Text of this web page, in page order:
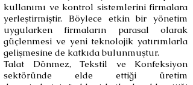
kullanımı ve kontrol sistemlerini firmalara
yerleştirmiştir. Böylece etkin bir yönetim
uygularken firmaların parasal olarak
güçlenmesi ve yeni teknolojik yatırımlarla
gelişmesine de katkıda bulunmuştur.
Talat Dönmez, Tekstil ve Konfeksiyon
sektöründe elde ettiği üretim